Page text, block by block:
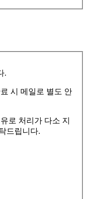
.
시 메일로 별도 안
로 처리가 다소 지
드립니다.